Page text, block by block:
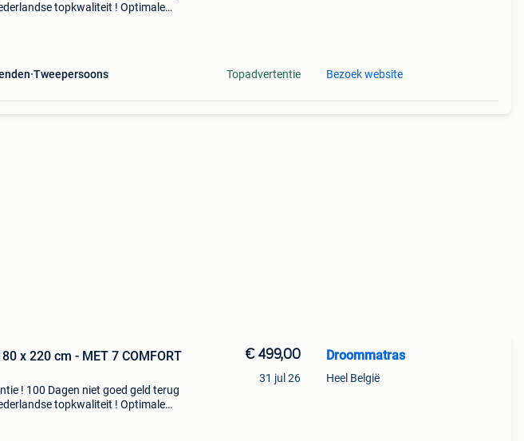
topkwaliteit ! Optimale
Tweepersoons Topadvertentie Bezoek website
! 100 Dagen niet goed geld terug
topkwaliteit ! Optimale
€ 499,00
31 jul 26
Droommatras
Heel België